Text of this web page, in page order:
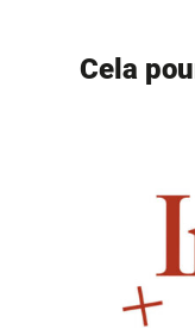
Cela